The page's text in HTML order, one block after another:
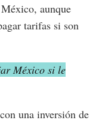
aunque
tarifas si son
México si le
una inversión de